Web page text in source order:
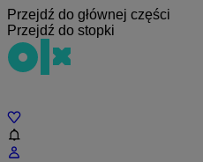
Przejdź do głównej części
Przejdź do stopki